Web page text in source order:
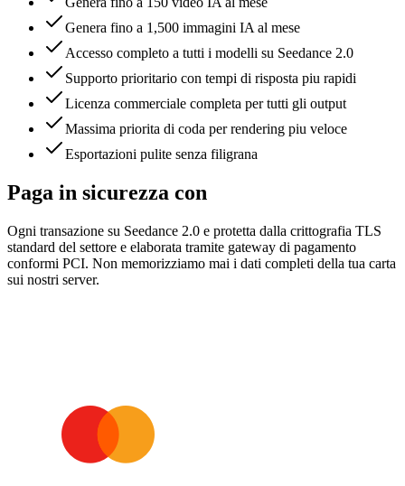
Genera fino a 1,500 immagini IA al mese
Accesso completo a tutti i modelli su Seedance 2.0
Supporto prioritario con tempi di risposta piu rapidi
Licenza commerciale completa per tutti gli output
Massima priorita di coda per rendering piu veloce
Esportazioni pulite senza filigrana
Paga in sicurezza con
Ogni transazione su Seedance 2.0 e protetta dalla crittografia TLS
standard del settore e elaborata tramite gateway di pagamento
conformi PCI. Non memorizziamo mai i dati completi della tua carta
sui nostri server.